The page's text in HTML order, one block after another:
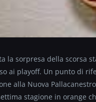
la sorpresa della scorsa
ai playoff. Un punto di
alla Nuova
stagione in orange